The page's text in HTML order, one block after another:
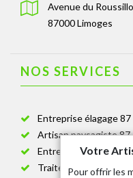
Avenue du
87000 Limoges
NOS SERVICES
Entreprise élagage 87
Artisan paysagiste 87
Entreprise de
Traitement anti-
Votre
Pour offrir les